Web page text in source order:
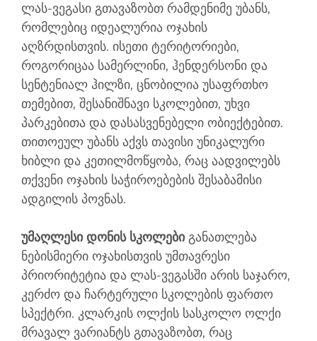
ლას-ვეგასი გთავაზობთ რამდენიმე უბანს,
რომლებიც იდეალურია ოჯახის
აღზრდისთვის. ისეთი ტერიტორიები,
როგორიცაა სამერლინი, ჰენდერსონი და
სენტენიალ ჰილზი, ცნობილია უსაფრთხო
თემებით, შესანიშნავი სკოლებით, უხვი
პარკებითა და დასასვენებელი ობიექტებით.
თითოეულ უბანს აქვს თავისი უნიკალური
ხიბლი და კეთილმოწყობა, რაც აადვილებს
თქვენი ოჯახის საჭიროებების შესაბამისი
ადგილის პოვნას.
უმაღლესი დონის სკოლებიგანათლება
ნებისმიერი ოჯახისთვის უმთავრესი
პრიორიტეტია და ლას-ვეგასში არის საჯარო,
კერძო და ჩარტერული სკოლების ფართო
სპექტრი. კლარკის ოლქის სასკოლო ოლქი
მრავალ ვარიანტს გთავაზობთ, რაც